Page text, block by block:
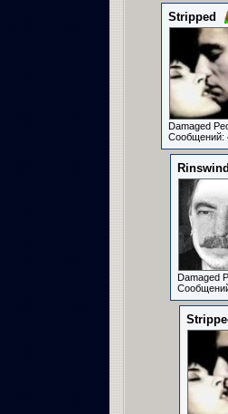
Stripped
Damaged
Сообщений:
Rinswind
Damaged